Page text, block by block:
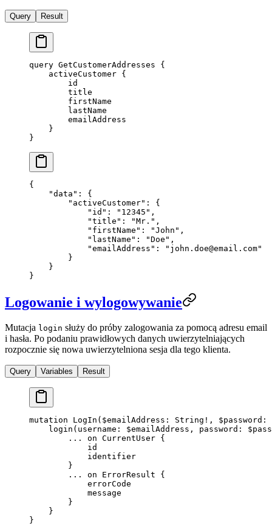
Query Result
query GetCustomerAddresses {
    activeCustomer
{
        id
        title
        firstName
        lastName
        emailAddress
    }
}
{
    "data"
: {
        "activeCustomer"
: {
            "id"
: "12345" ,
            "title"
: "Mr." ,
            "firstName"
: "John" ,
            "lastName"
: "Doe" ,
            "emailAddress"
: " john.doe@email.com"
        }
    }
}
Logowanie i wylogowywanie
Mutacja login służy do próby zalogowania za pomocą adresu email
i hasła. Po podaniu prawidłowych danych uwierzytelniających
rozpocznie się nowa uwierzytelniona sesja dla tego klienta.
Query Variables Result
mutation LogIn ( $emailAddress : String ! , $password :
    login
( username : $emailAddress , password :
        ...
on CurrentUser {
            id
            identifier
        }
        ...
on ErrorResult {
            errorCode
            message
        }
    }
}